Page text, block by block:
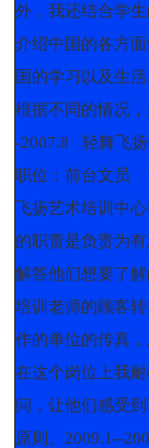
外，我还结合学
介绍中国的各方
国的学习以及生
根据不同的情况
-2007.8 轻舞飞
职位：前台文员
飞扬艺术培训中
的职责是负责为
解答他们想要了
培训老师的顾客
作的单位的传真
在这个岗位上我
问，让他们感受
原则。2009.1--